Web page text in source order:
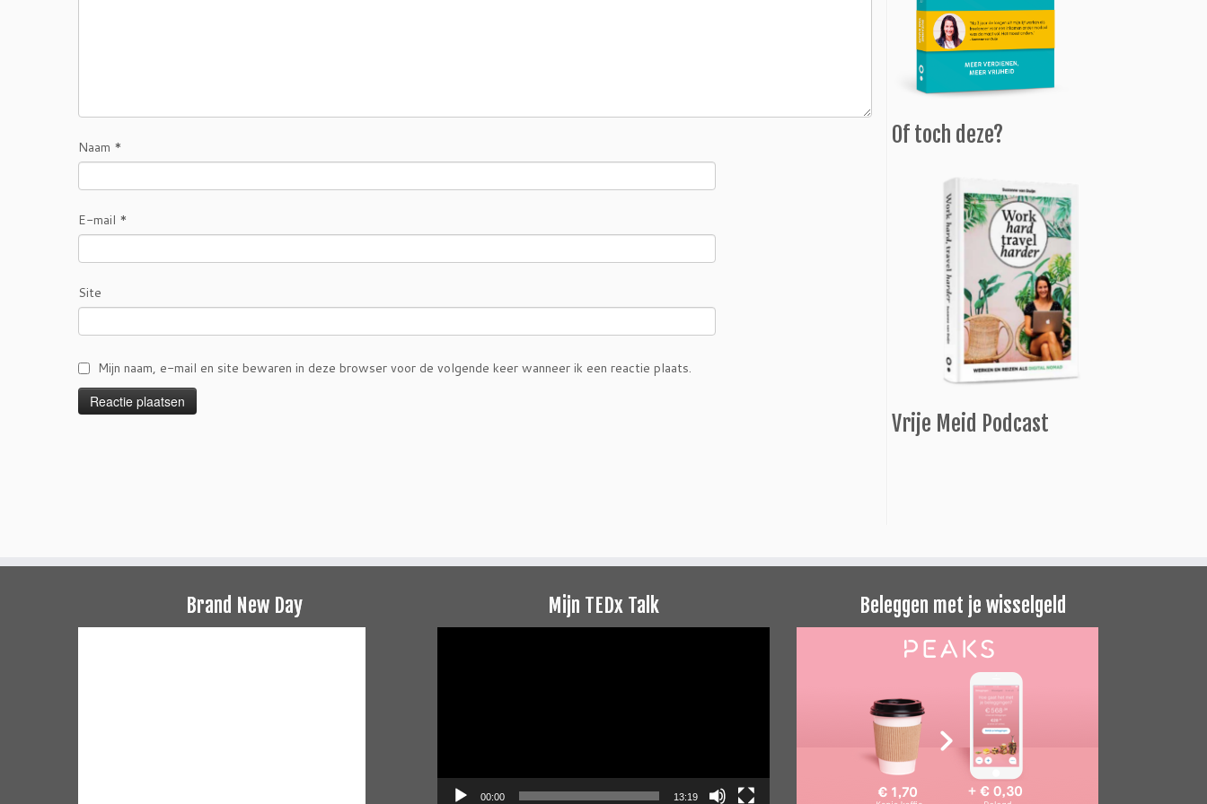
Naam *
E-mail *
Site
Mijn naam, e-mail en site bewaren in deze browser voor de volgende keer wanneer ik een reactie plaats.
Of toch deze?
Vrije Meid Podcast
Brand New Day Mijn TEDx Talk
00:00 13:19
Beleggen met je wisselgeld